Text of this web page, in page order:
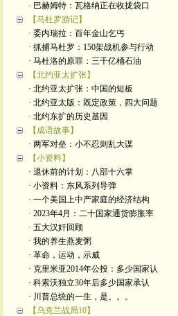
· 巴赫姆特：瓦格纳正在收拢袋口
【马杜罗游记】
· 委内瑞拉：百年金山乞丐
· 抓捕马杜罗：150架战机参与行动
· 马杜洛的原罪：三千亿桶石油
【北约亚太扩张】
· 北约亚太扩张：中国的短板
· 北约亚太版：既定政策，四大问题
· 北约东扩的历史基因
【成语故事】
· 两军对垒：小不忍则乱大谋
【小资料】
· 退休前的计划：八部十六掌
· 小资料：东风系列导弹
· 一个美国上中产家庭的经济结构
· 2023年4月：二十国家通货膨胀率
· 五大汉奸回顾
· 我的养生燕麦粥
· 革命，运动，示威
· 克里米亚2014年公投：多少国家认
· 科索沃独立30年后多少国家承认
· 川普总统的一生，是。。。
【乌克兰战局10】